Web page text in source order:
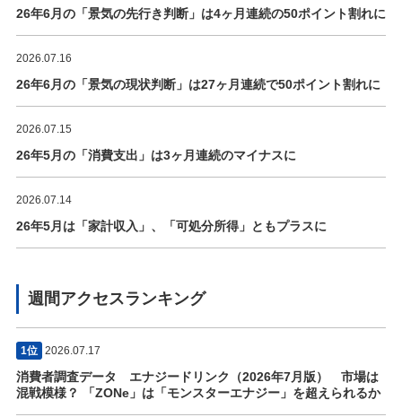
26年6月の「景気の先行き判断」は4ヶ月連続の50ポイント割れに
2026.07.16
26年6月の「景気の現状判断」は27ヶ月連続で50ポイント割れに
2026.07.15
26年5月の「消費支出」は3ヶ月連続のマイナスに
2026.07.14
26年5月は「家計収入」、「可処分所得」ともプラスに
週間アクセスランキング
1位 2026.07.17
消費者調査データ エナジードリンク（2026年7月版） 市場は
混戦模様？ 「ZONe」は「モンスターエナジー」を超えられるか